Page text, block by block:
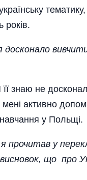
років.
вивчити
її знаю не
активно
у Польщі.
у
висновок, що про